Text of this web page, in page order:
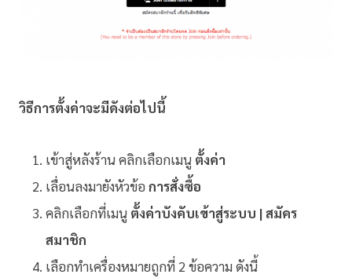
วิธีการตั้งค่าจะมีดังต่อไปนี้
เข้าสู่หลังร้าน คลิกเลือกเมนู ตั้งค่า
เลื่อนลงมายังหัวข้อ การสั่งซื้อ
คลิกเลือกที่เมนู ตั้งค่าบังคับเข้าสู่ระบบ | สมัคร
สมาชิก
เลือกทำเครื่องหมายถูกที่ 2 ข้อความ ดังนี้